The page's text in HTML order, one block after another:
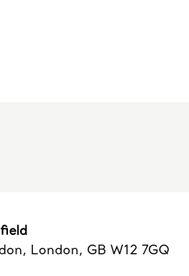
, London, GB W12 7GQ